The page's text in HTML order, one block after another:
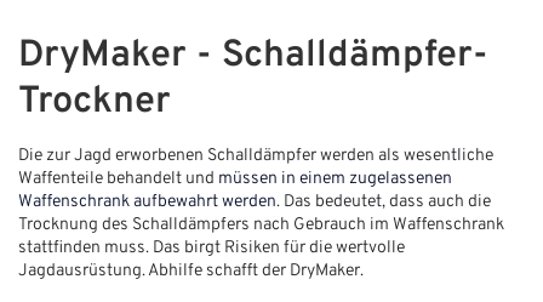
DryMaker - Schalldämpfer-
Trockner
Die zur Jagd erworbenen Schalldämpfer werden als wesentliche
Waffenteile behandelt und müssen in einem zugelassenen
Waffenschrank aufbewahrt werden. Das bedeutet, dass auch die
Trocknung des Schalldämpfers nach Gebrauch im Waffenschrank
stattfinden muss. Das birgt Risiken für die wertvolle
Jagdausrüstung. Abhilfe schafft der DryMaker.